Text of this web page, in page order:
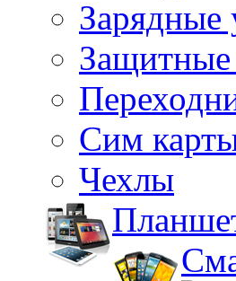
Зарядные
Защитные
Сим
Чехлы